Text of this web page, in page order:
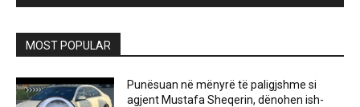
MOST POPULAR
Punësuan në mënyrë të paligjshme si
agjent Mustafa Sheqerin, dënohen ish-